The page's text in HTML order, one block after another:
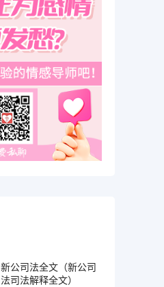
新公司法全文（新公司
法司法解释全文）